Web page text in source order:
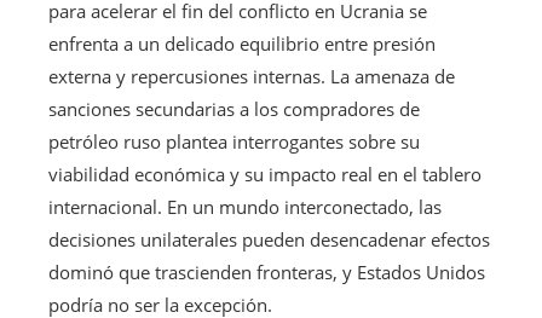
para acelerar el fin del conflicto en Ucrania se
enfrenta a un delicado equilibrio entre presión
externa y repercusiones internas. La amenaza de
sanciones secundarias a los compradores de
petróleo ruso plantea interrogantes sobre su
viabilidad económica y su impacto real en el tablero
internacional. En un mundo interconectado, las
decisiones unilaterales pueden desencadenar efectos
dominó que trascienden fronteras, y Estados Unidos
podría no ser la excepción.